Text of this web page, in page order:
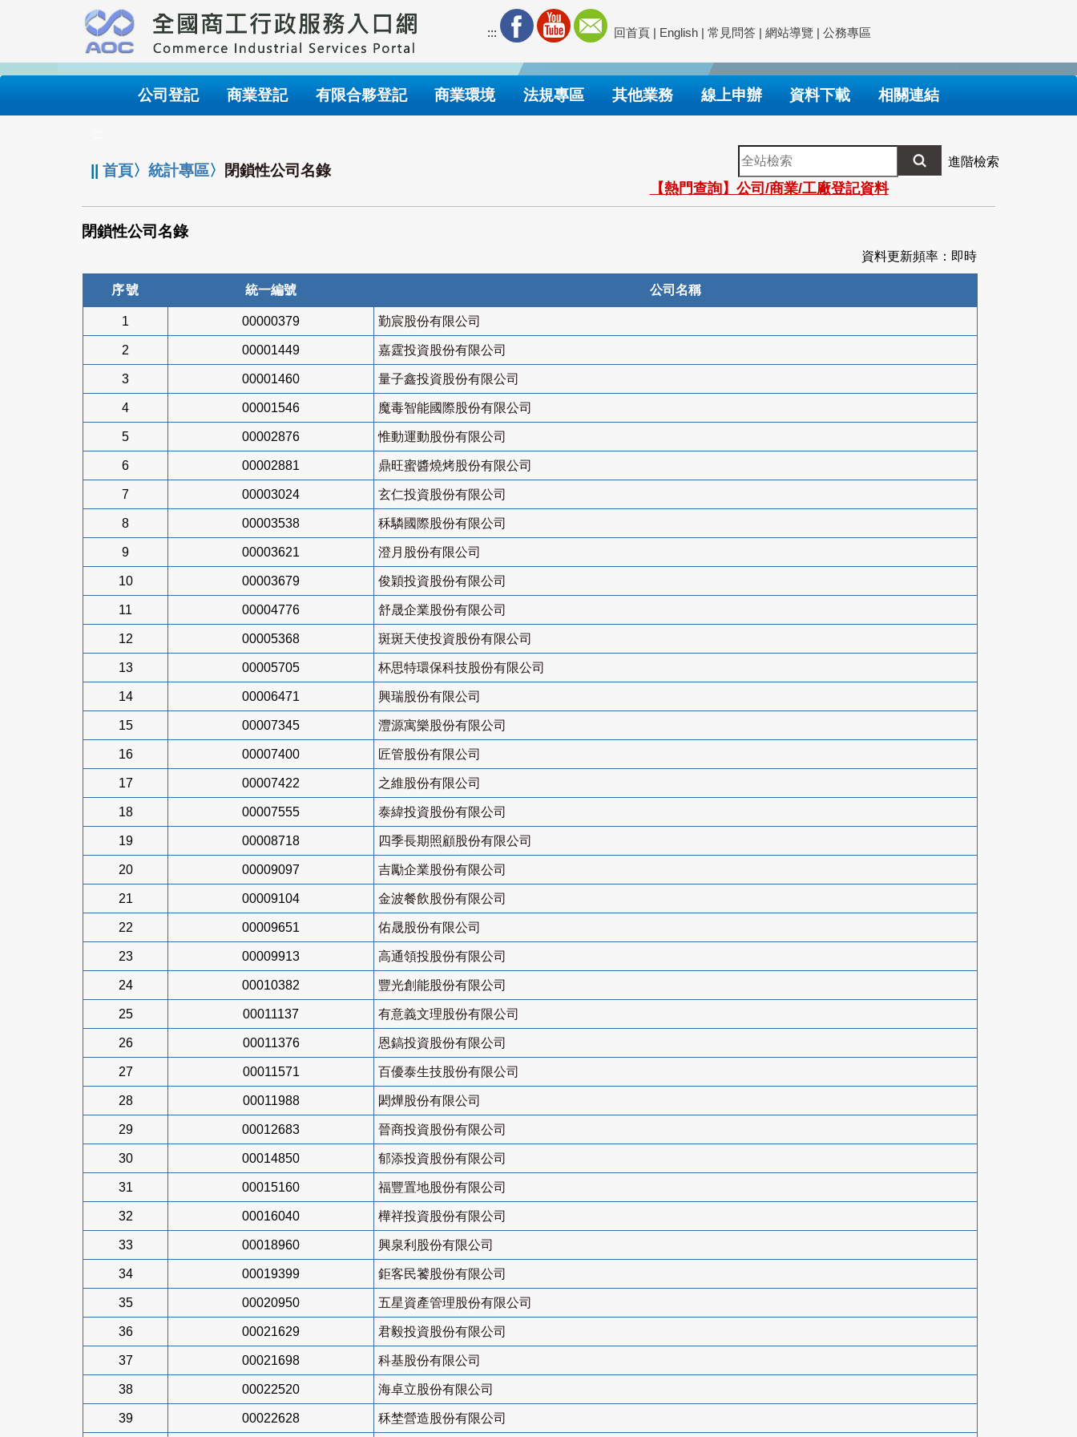
要
內
::: 回首頁 | English | 常見問答 | 網站導覽 | 公務專區
公司登記 商業登記 有限合夥登記 商業環境 法規專區 其他業務 線上申辦 資料下載 相關連結
||首頁〉統計專區〉 閉鎖性公司名錄
全
站
檢
索
進階檢索
【熱門查詢】公司/商業/工廠登記資料
閉鎖性公司名錄
資料更新頻率：即時
序號 統一編號 公司名稱
1 00000379 勤宸股份有限公司
2 00001449 嘉霆投資股份有限公司
3 00001460 量子鑫投資股份有限公司
4 00001546 魔毒智能國際股份有限公司
5 00002876 惟動運動股份有限公司
6 00002881 鼎旺蜜醬燒烤股份有限公司
7 00003024 玄仁投資股份有限公司
8 00003538 秝驎國際股份有限公司
9 00003621 澄月股份有限公司
10 00003679 俊穎投資股份有限公司
11 00004776 舒晟企業股份有限公司
12 00005368 斑斑天使投資股份有限公司
13 00005705 杯思特環保科技股份有限公司
14 00006471 興瑞股份有限公司
15 00007345 灃源寓樂股份有限公司
16 00007400 匠管股份有限公司
17 00007422 之維股份有限公司
18 00007555 泰緯投資股份有限公司
19 00008718 四季長期照顧股份有限公司
20 00009097 吉勵企業股份有限公司
21 00009104 金波餐飲股份有限公司
22 00009651 佑晟股份有限公司
23 00009913 高通領投股份有限公司
24 00010382 豐光創能股份有限公司
25 00011137 有意義文理股份有限公司
26 00011376 恩鎬投資股份有限公司
27 00011571 百優泰生技股份有限公司
28 00011988 閎燁股份有限公司
29 00012683 晉商投資股份有限公司
30 00014850 郁添投資股份有限公司
31 00015160 福豐置地股份有限公司
32 00016040 樺祥投資股份有限公司
33 00018960 興泉利股份有限公司
34 00019399 鉅客民饕股份有限公司
35 00020950 五星資產管理股份有限公司
36 00021629 君毅投資股份有限公司
37 00021698 科基股份有限公司
38 00022520 海卓立股份有限公司
39 00022628 秝埜營造股份有限公司